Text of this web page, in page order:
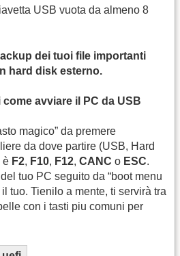
USB vuota da almeno 8
dei tuoi file importanti
hard disk esterno.
avviare il PC da USB
magico” da premere
da dove partire (USB, Hard
è F2, F10, F12, CANC o ESC.
tuo PC seguito da “boot menu
tuo. Tienilo a mente, ti servirà tra
con i tasti piu comuni per